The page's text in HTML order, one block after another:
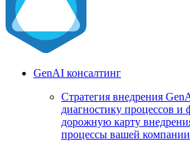
GenAI консалтинг
Стратегия внедрения
диагностику процессов
дорожную карту
процессы вашей компании